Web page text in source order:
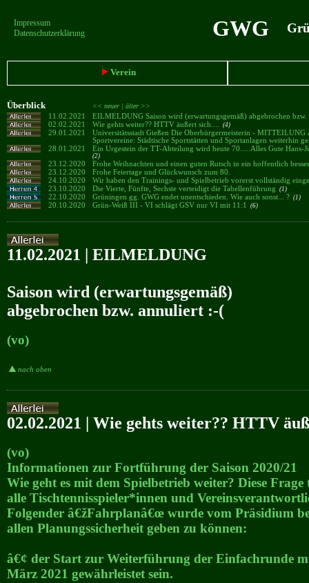
Impressum
Datenschutzerklärung
GWG
Verein
Überblick << neuer | älter >>
11.02.2021
EILMELDUNG Saison wird (erwartungsgemäß) abgebrochen
02.02.2021
Wie gehts weiter?? HTTV äußert sich.... (4)
29.01.2021
Universitätsstadt Gießen Die Oberbürgermeisterin - MITTEILUNG
Sportvereine: Städtische Sportstätten und Sportanlagen weiterhin
28.01.2021
Ein Urgestein der TT-Abteilung wird heute 70.....Alles Gute
(2)
23.12.2020
Frohe Weihnachten und einen guten Rutsch in ein hoffentlich
23.12.2020
Frohe Feiertage und Glückwunsch zum 80.
24.10.2020
Wir haben den Trainings- und Spielbetrieb vorerst vollständig
23.10.2020
Die Vierte, Fünfte, Sechste verteidigt die Tabellenführung (1)
22.10.2020 Grüningen gg. GWG endet unentschieden. Wie auch sonst... ? (1)
20.10.2020 Grün-Weiß III - VI schlägt GSV nur VI mit 11:1 (6)
11.02.2021 | EILMELDUNG
Saison wird (erwartungsgemäß)
abgebrochen bzw. annuliert :-(
(vo)
nach oben
02.02.2021 | Wie gehts weiter?? HTTV
(vo)
Informationen zur Fortführung der Saison 2020/21
Wie geht es mit dem Spielbetrieb weiter? Diese
alle Tischtennisspieler*innen und
Folgender â€žFahrplanâ€œ wurde vom Präsidium
allen Planungssicherheit geben zu können:
â€¢ der Start zur Weiterführung der Einfachrunde
März 2021 gewährleistet sein.